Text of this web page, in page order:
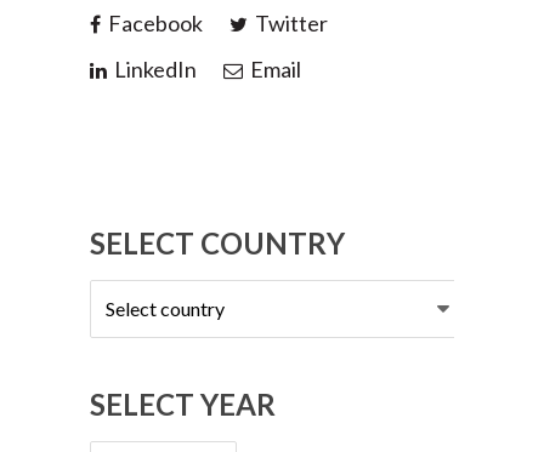
Facebook
Twitter
LinkedIn
Email
SELECT COUNTRY
Select
country
SELECT YEAR